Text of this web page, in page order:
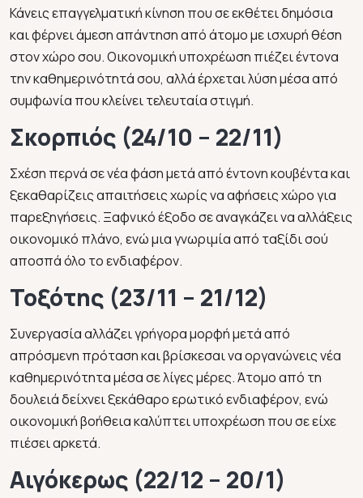
Κάνεις επαγγελματική κίνηση που σε εκθέτει δημόσια
και φέρνει άμεση απάντηση από άτομο με ισχυρή θέση
στον χώρο σου. Οικονομική υποχρέωση πιέζει έντονα
την καθημερινότητά σου, αλλά έρχεται λύση μέσα από
συμφωνία που κλείνει τελευταία στιγμή.
Σκορπιός (24/10 – 22/11)
Σχέση περνά σε νέα φάση μετά από έντονη κουβέντα και
ξεκαθαρίζεις απαιτήσεις χωρίς να αφήσεις χώρο για
παρεξηγήσεις. Ξαφνικό έξοδο σε αναγκάζει να αλλάξεις
οικονομικό πλάνο, ενώ μια γνωριμία από ταξίδι σού
αποσπά όλο το ενδιαφέρον.
Τοξότης (23/11 – 21/12)
Συνεργασία αλλάζει γρήγορα μορφή μετά από
απρόσμενη πρόταση και βρίσκεσαι να οργανώνεις νέα
καθημερινότητα μέσα σε λίγες μέρες. Άτομο από τη
δουλειά δείχνει ξεκάθαρο ερωτικό ενδιαφέρον, ενώ
οικονομική βοήθεια καλύπτει υποχρέωση που σε είχε
πιέσει αρκετά.
Αιγόκερως (22/12 – 20/1)